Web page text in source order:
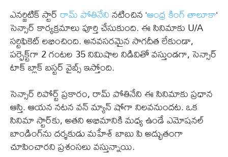
ఎనర్జిటిక్ స్టార్రామ్ పోతినేనినటించిన ‘ఆంధ్ర కింగ్ తాలూకా‘
సెన్సార్ కార్యక్రమాలు పూర్తి చేసుకుంది. ఈ సినిమాకు U/A
సర్టిఫికెట్ లభించింది. అనవసరమైన సాగదీత లేకుండా,
పర్ఫెక్ట్‌గా 2 గంటల 35 నిమిషాల నిడివితో వస్తుండగా, సెన్సార్
టాక్ బ్లాక్ బస్టర్ వైబ్స్ ఇస్తోంది.
సెన్సార్ రిపోర్ట్ ప్రకారం, రామ్ పోతినేని ఈ సినిమాకు ప్రధాన
ఆస్తి. ఆయన నటన వన్ మ్యాన్ షోగా నిలవనుందట. ఒక
సినిమా స్టార్‌కు, అతని అభిమానికి మధ్య ఉండే ఎమోషనల్
బాండింగ్‌ను దర్శకుడు మహేశ్ బాబు పి అద్భుతంగా
చూపించారని ప్రశంసలు వస్తున్నాయి.